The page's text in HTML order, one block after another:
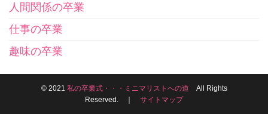
人間関係の卒業
仕事の卒業
趣味の卒業
© 2021 私の卒業式・・・ミニマリストへの道 All Rights
Reserved. ｜ サイトマップ